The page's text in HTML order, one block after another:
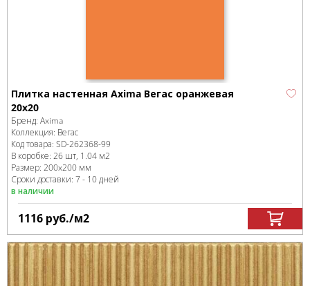
Плитка настенная Axima Вегас оранжевая
20х20
Бренд: Axima
Коллекция: Вегас
Код товара: SD-262368-99
В коробке: 26 шт, 1.04 м2
Размер: 200x200 мм
Сроки доставки: 7 - 10 дней
в наличии
1116 руб./м2